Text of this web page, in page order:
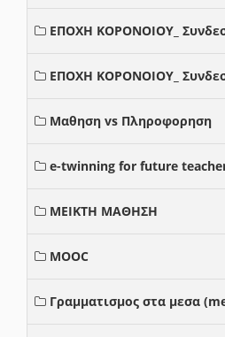
ΕΠΟΧΗ ΚΟΡΟΝΟΙΟΥ_
ΕΠΟΧΗ ΚΟΡΟΝΟΙΟΥ_
Μαθηση vs Πληροφορηση
e-twinning for future
ΜΕΙΚΤΗ ΜΑΘΗΣΗ
MOOC
Γραμματισμος στα μεσα